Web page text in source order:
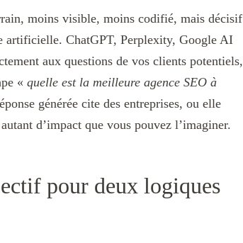
moins visible, moins codifié, mais décisif
artificielle. ChatGPT, Perplexity, Google AI
aux questions de vos clients potentiels,
« quelle est la meilleure agence SEO à
générée cite des entreprises, ou elle
d’impact que vous pouvez l’imaginer.
pour deux logiques